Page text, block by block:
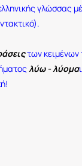
γλώσσας
των κειμένων
λύω - λύομα